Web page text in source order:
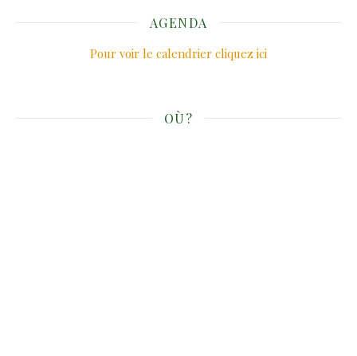
AGENDA
Pour voir le calendrier cliquez ici
OÙ?